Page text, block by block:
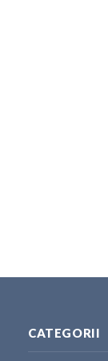
CATEGORII